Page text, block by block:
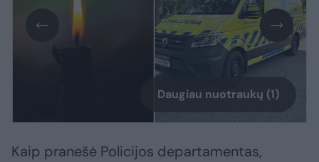
Daugiau nuotraukų (1)
Kaip pranešė Policijos departamentas,